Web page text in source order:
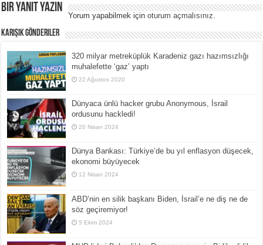
Bir yanıt yazın
Yorum yapabilmek içinoturum açmalısınız.
Karışık Gönderiler
320 milyar metreküplük Karadeniz gazı hazımsızlığı
muhalefette ‘gaz’ yaptı
22 Ağustos 2020
Dünyaca ünlü hacker grubu Anonymous, İsrail
ordusunu hackledi!
20 Nisan 2024
Dünya Bankası: Türkiye’de bu yıl enflasyon düşecek,
ekonomi büyüyecek
12 Nisan 2024
ABD’nin en silik başkanı Biden, İsrail’e ne diş ne de
söz geçiremiyor!
5 Ekim 2024